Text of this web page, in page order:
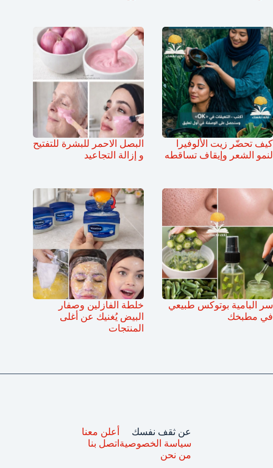
كيف تحضّر زيت الألوفيرا
لنمو الشعر وإيقاف تساقطه
البصل الاحمر للبشرة للتفتيح
و إزالة التجاعيد
سر البامية بوتوكس طبيعي
في مطبخك
خلطة الفازلين وصفار
البيض يُغنيك عن أغلى
المنتجات
عن ثقف نفسك
سياسة الخصوصية
من نحن
أعلن معنا
اتصل بنا